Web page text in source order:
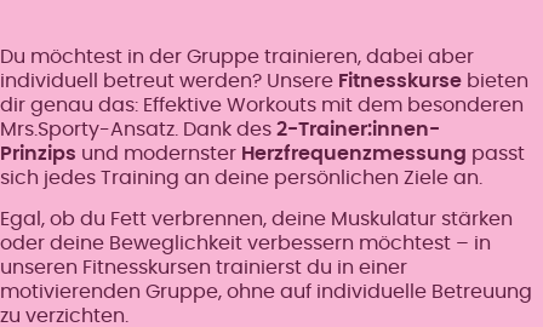
Du möchtest in der Gruppe trainieren, dabei aber
individuell betreut werden? Unsere Fitnesskurse bieten
dir genau das: Effektive Workouts mit dem besonderen
Mrs.Sporty-Ansatz. Dank des 2-Trainer:innen-
Prinzips und modernster Herzfrequenzmessung passt
sich jedes Training an deine persönlichen Ziele an.
Egal, ob du Fett verbrennen, deine Muskulatur stärken
oder deine Beweglichkeit verbessern möchtest – in
unseren Fitnesskursen trainierst du in einer
motivierenden Gruppe, ohne auf individuelle Betreuung
zu verzichten.